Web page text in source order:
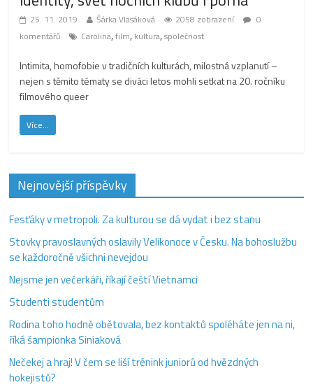
25. 11. 2019 Šárka Vlasáková 2058 zobrazení
0
komentářů
Carolina,film, kultura,společnost
Intimita, homofobie v tradičních kulturách, milostná vzplanutí –
nejen s těmito tématy se diváci letos mohli setkat na 20. ročníku
filmového queer
Více...
Nejnovější příspěvky
Fesťáky v metropoli. Za kulturou se dá vydat i bez stanu
Stovky pravoslavných oslavily Velikonoce v Česku. Na bohoslužbu
se každoročně všichni nevejdou
Nejsme jen večerkáři, říkají čeští Vietnamci
Studenti studentům
Rodina toho hodně obětovala, bez kontaktů spoléháte jen na ni,
říká šampionka Siniaková
Nečekej a hraj! V čem se liší trénink juniorů od hvězdných
hokejistů?